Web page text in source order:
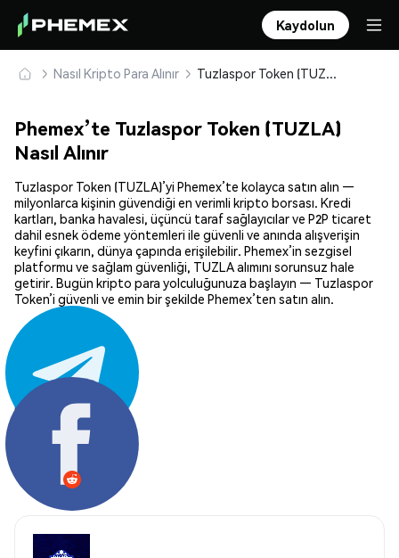
Kaydolun
Nasıl Kripto Para Alınır Tuzlaspor Token (TUZLA) Güvenle Satın Alın ve Saklayın
Phemex’te Tuzlaspor Token (TUZLA)
Nasıl Alınır
Tuzlaspor Token (TUZLA)’yi Phemex’te kolayca satın alın —
milyonlarca kişinin güvendiği en verimli kripto borsası. Kredi
kartları, banka havalesi, üçüncü taraf sağlayıcılar ve P2P ticaret
dahil esnek ödeme yöntemleri ile güvenli ve anında alışverişin
keyfini çıkarın, dünya çapında erişilebilir. Phemex’in sezgisel
platformu ve sağlam güvenliği, TUZLA alımını sorunsuz hale
getirir. Bugün kripto para yolculuğunuza başlayın — Tuzlaspor
Token’i güvenli ve emin bir şekilde Phemex’ten satın alın.
Paylaş: